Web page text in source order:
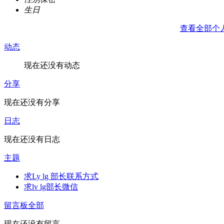
生日
查看全部个
动态
现在还没有动态
分享
现在还没有分享
日志
现在还没有日志
主题
求Ly lg 部长联系方式
求lv lg部长微信
留言板全部